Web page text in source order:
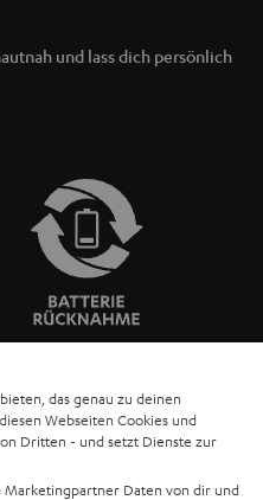
und lass dich persönlich
das genau zu deinen
Webseiten Cookies und
Dritten - und setzt Dienste zur
Daten von dir und